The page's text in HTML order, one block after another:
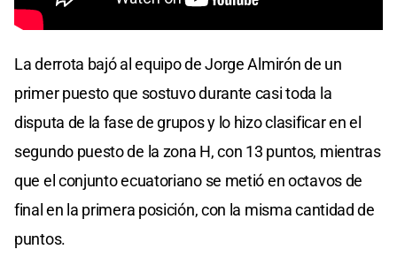
La derrota bajó al equipo de Jorge Almirón de un
primer puesto que sostuvo durante casi toda la
disputa de la fase de grupos y lo hizo clasificar en el
segundo puesto de la zona H, con 13 puntos, mientras
que el conjunto ecuatoriano se metió en octavos de
final en la primera posición, con la misma cantidad de
puntos.